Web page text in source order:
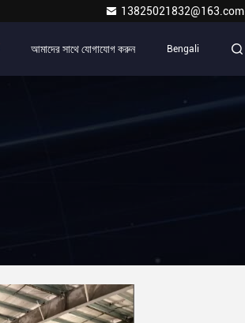
13825021832@163.com
আমাদের সাথে যোগাযোগ করুন Bengali